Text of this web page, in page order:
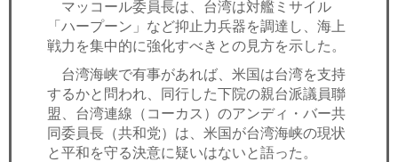
マッコール委員長は、台湾は対艦ミサイル
「ハープーン」など抑止力兵器を調達し、海上
戦力を集中的に強化すべきとの見方を示した。
台湾海峡で有事があれば、米国は台湾を支持
するかと問われ、同行した下院の親台派議員聯
盟、台湾連線（コーカス）のアンディ・バー共
同委員長（共和党）は、米国が台湾海峡の現状
と平和を守る決意に疑いはないと語った。